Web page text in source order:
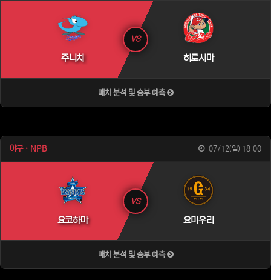
주니치
VS
히로시마
매치 분석 및 승부 예측
야구 · NPB 07/12(일) 18:00
요코하마
VS
요미우리
매치 분석 및 승부 예측